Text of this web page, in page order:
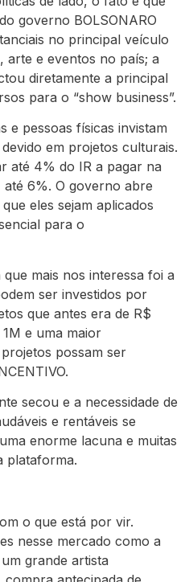
governo BOLSONARO
no principal veículo
arte e eventos no país; a
diretamente a principal
para o “show business”.
e pessoas físicas invistam
em projetos culturais.
até 4% do IR a pagar na
6%. O governo abre
eles sejam aplicados
para o
mais nos interessa foi a
ser investidos por
que antes era de R$
e uma maior
possam ser
secou e a necessidade de
e rentáveis se
enorme lacuna e muitas
plataforma.
o que está por vir.
nesse mercado como a
grande artista